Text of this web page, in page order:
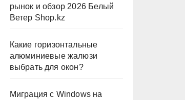
рынок и обзор 2026 Белый
Ветер Shop.kz
Какие горизонтальные
алюминиевые жалюзи
выбрать для окон?
Миграция с Windows на